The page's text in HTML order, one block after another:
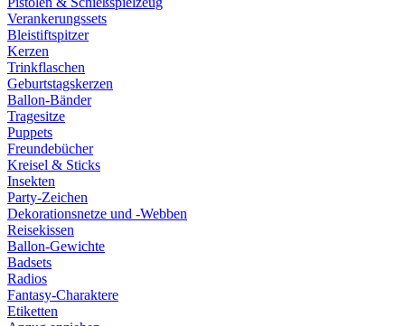
Verankerungssets
Bleistiftspitzer
Kerzen
Trinkflaschen
Geburtstagskerzen
Ballon-Bänder
Tragesitze
Puppets
Freundebücher
Kreisel & Sticks
Insekten
Party-Zeichen
Dekorationsnetze und -Webben
Reisekissen
Ballon-Gewichte
Badsets
Radios
Fantasy-Charaktere
Etiketten